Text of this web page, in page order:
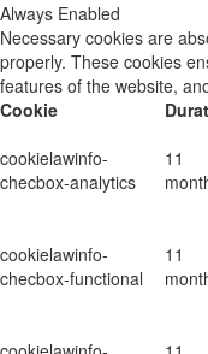
Always Enabled
Necessary cookies are
properly. These cookies
features of the website,
Cookie
cookielawinfo-
checbox-analytics
11
cookielawinfo-
checbox-functional
11